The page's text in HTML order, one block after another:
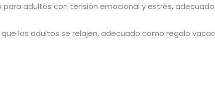
adultos con tensión emocional y estrés,
los adultos se relajen, adecuado como regalo